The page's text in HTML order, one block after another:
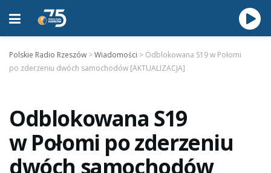
Polskie Radio Rzeszów >Wiadomości > Odblokowana S19 w Połomi
po zderzeniu dwóch samochodów [AKTUALIZACJA]
Odblokowana S19
w Połomi po zderzeniu
dwóch samochodów